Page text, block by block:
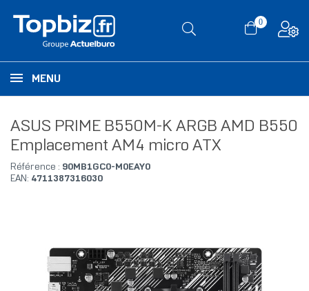
0
MENU
ASUS PRIME B550M-K ARGB AMD B550
Emplacement AM4 micro ATX
Référence : 90MB1GC0-M0EAY0
EAN: 4711387316030